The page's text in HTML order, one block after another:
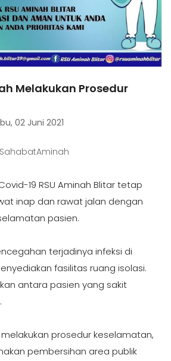
Melakukan Prosedur
02 Juni 2021
19 RSU Aminah Blitar tetap
inap dan rawat jalan dengan
pasien.
terjadinya infeksi di
fasilitas ruang isolasi.
antara pasien yang sakit
prosedur keselamatan,
pembersihan area publik